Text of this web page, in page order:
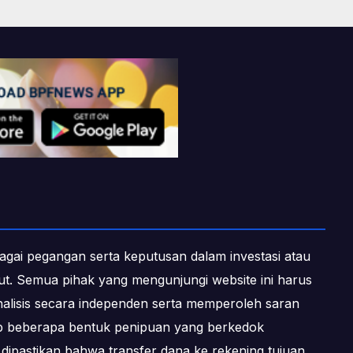
pegangan serta keputusan dalam investasi atau
Semua pihak yang mengunjungi website ini harus
secara independen serta memperoleh saran
beberapa bentuk penipuan yang berkedok